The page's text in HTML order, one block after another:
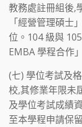
教務處註冊組後,
「經營管理碩
位。104 級與
EMBA 學程合作
(七) 學位考試及
校,其修業年限未
及學位考試成績
至本學程申請保